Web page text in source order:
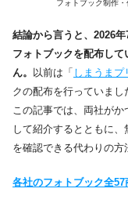
フォトブック制作
結論から言うと、2026
フォトブックを配布し
ん。
以前は「 しまうまプ
クの配布を行っていまし
この記事では、両社が
して紹介するとともに
を確認できる代わりの方
各社のフォトブック全